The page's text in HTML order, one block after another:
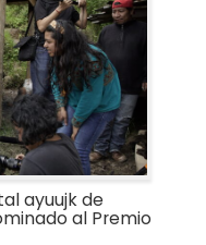
ayuujk de
al Premio